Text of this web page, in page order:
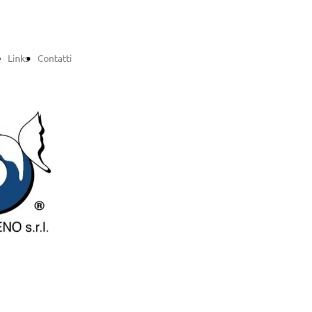
Links Contatti